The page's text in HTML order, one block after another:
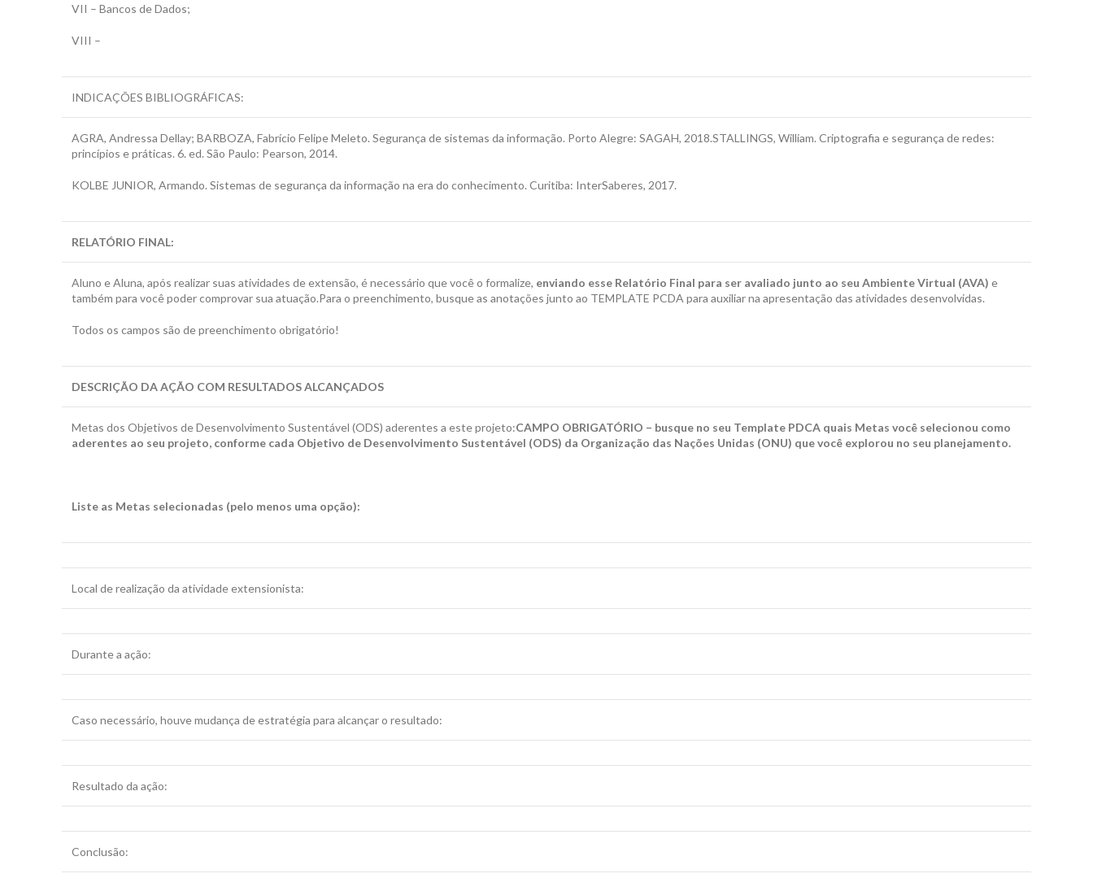
VII – Bancos de Dados;
VIII –
INDICAÇÕES BIBLIOGRÁFICAS:
AGRA, Andressa Dellay; BARBOZA, Fabrício Felipe Meleto. Segurança de sistemas da informação. Porto Alegre: SAGAH, 2018.STALLINGS, William. Criptografia e segurança de redes:
princípios e práticas. 6. ed. São Paulo: Pearson, 2014.
KOLBE JUNIOR, Armando. Sistemas de segurança da informação na era do conhecimento. Curitiba: InterSaberes, 2017.
RELATÓRIO FINAL:
Aluno e Aluna, após realizar suas atividades de extensão, é necessário que você o formalize, enviando esse Relatório Final para ser avaliado junto ao seu Ambiente Virtual (AVA) e
também para você poder comprovar sua atuação.Para o preenchimento, busque as anotações junto ao TEMPLATE PCDA para auxiliar na apresentação das atividades desenvolvidas.
Todos os campos são de preenchimento obrigatório!
DESCRIÇÃO DA AÇÃO COM RESULTADOS ALCANÇADOS
Metas dos Objetivos de Desenvolvimento Sustentável (ODS) aderentes a este projeto:CAMPO OBRIGATÓRIO – busque no seu Template PDCA quais Metas você selecionou como
aderentes ao seu projeto, conforme cada Objetivo de Desenvolvimento Sustentável (ODS) da Organização das Nações Unidas (ONU) que você explorou no seu planejamento.
Liste as Metas selecionadas (pelo menos uma opção):
Local de realização da atividade extensionista:
Durante a ação:
Caso necessário, houve mudança de estratégia para alcançar o resultado:
Resultado da ação:
Conclusão: